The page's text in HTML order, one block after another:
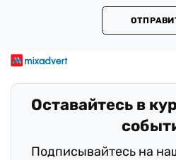
Оставайтесь в
Подписывайтесь на